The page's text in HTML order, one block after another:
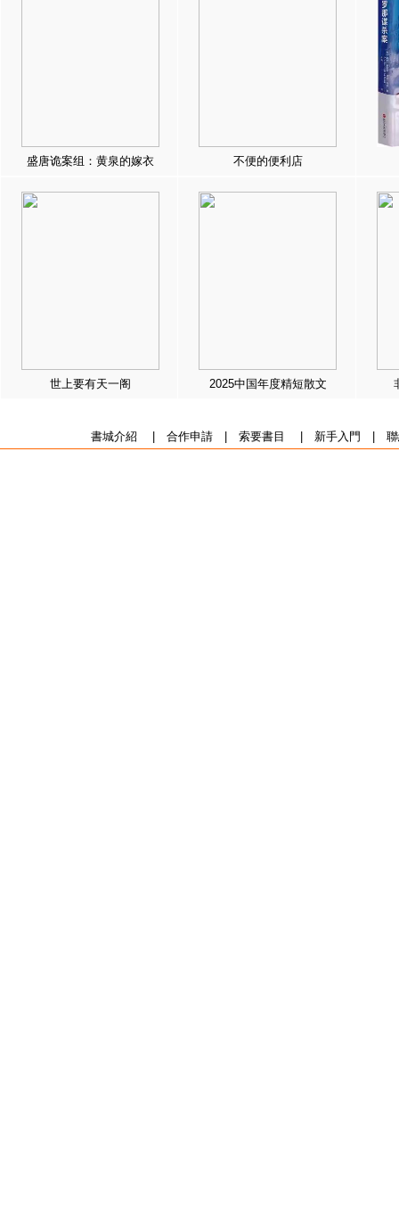
盛唐诡案组：黄泉的嫁衣 不便的便利店
世上要有天一阁 2025中国年度精短散文
書城介紹 合作申請| 索要書目 新手入門